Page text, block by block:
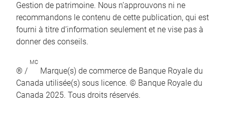
Gestion de patrimoine. Nous n’approuvons ni ne
recommandons le contenu de cette publication, qui est
fourni à titre d’information seulement et ne vise pas à
donner des conseils.
® /
MC
Marque(s) de commerce de Banque Royale du
Canada utilisée(s) sous licence. © Banque Royale du
Canada 2025. Tous droits réservés.